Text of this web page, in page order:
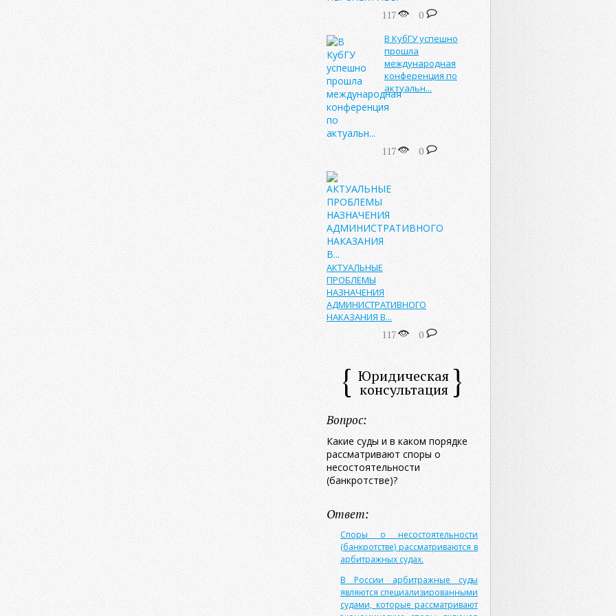
117 0
В КубГУ успешно
прошла
международная
конференция по
актуальн...
117 0
АКТУАЛЬНЫЕ
ПРОБЛЕМЫ
НАЗНАЧЕНИЯ
АДМИНИСТРАТИВНОГО
НАКАЗАНИЯ В...
117 0
Юридическая
консультация
Вопрос:
Какие суды и в каком порядке
рассматривают споры о
несостоятельности
(банкротстве)?
Ответ:
Споры о несостоятельности
(банкротстве) рассматриваются в
арбитражных судах.
В России арбитражные суды
являются специализированными
судами, которые рассматривают